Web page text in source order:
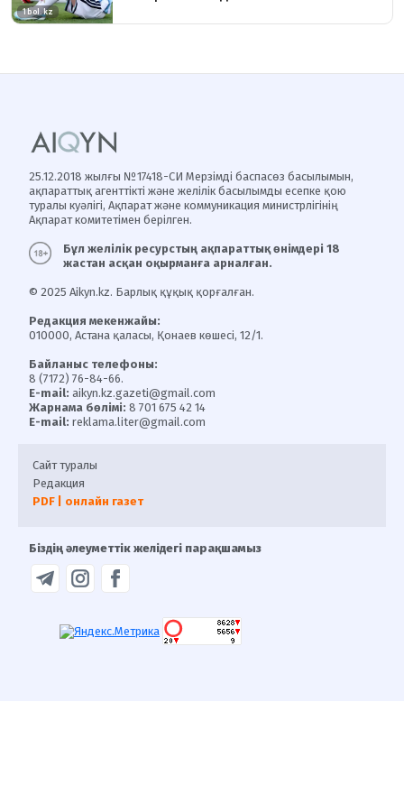
25.12.2018 жылғы №17418-СИ Мерзімді баспасөз басылымын,
ақпараттық агенттікті және желілік басылымды есепке қою
туралы куәлігі, Ақпарат және коммуникация министрлігінің
Ақпарат комитетімен берілген.
Бұл желілік ресурстың ақпараттық өнімдері 18
жастан асқан оқырманға арналған.
© 2025 Aikyn.kz. Барлық құқық қорғалған.
Редакция мекенжайы:
010000, Астана қаласы, Қонаев көшесі, 12/1.
Байланыс телефоны:
8 (7172) 76-84-66.
E-mail: aikyn.kz.gazeti@gmail.com
Жарнама бөлімі: 8 701 675 42 14
E-mail: reklama.liter@gmail.com
Сайт туралы
Редакция
PDF | онлайн газет
Біздің әлеуметтік желідегі парақшамыз